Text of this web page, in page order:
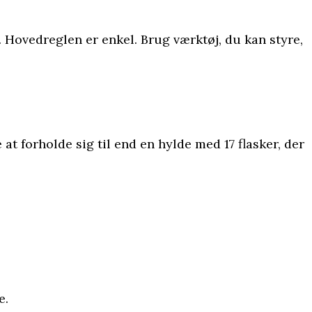
er enkel. Brug værktøj, du kan styre,
forholde sig til end en hylde med 17 flasker, der